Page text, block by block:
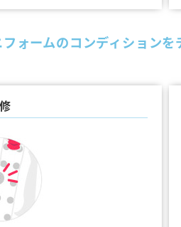
ォームのコンディションを